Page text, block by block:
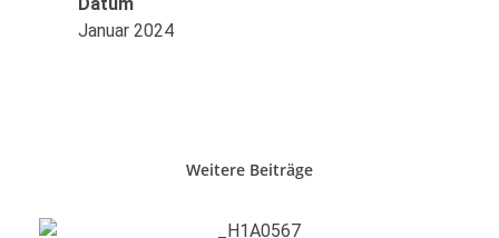
Januar 2024
Weitere Beiträge